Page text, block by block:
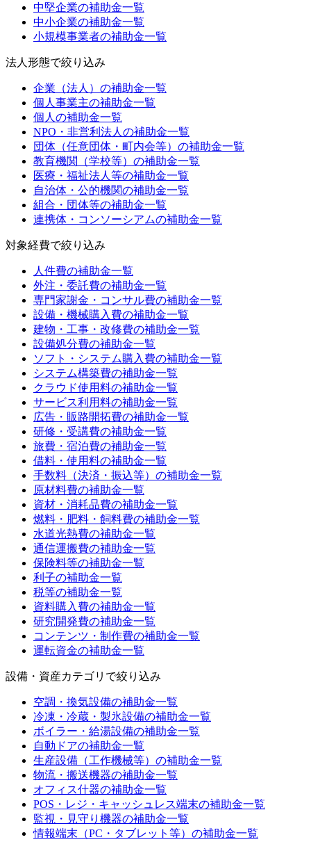
中堅企業の補助金一覧
中小企業の補助金一覧
小規模事業者の補助金一覧
法人形態で絞り込み
企業（法人） の補助金一覧
個人事業主の補助金一覧
個人 の補助金一覧
NPO・非営利法人 の補助金一覧
団体（任意団体・町内会等） の補助金一覧
教育機関（学校等） の補助金一覧
医療・福祉法人等の補助金一覧
自治体・公的機関の補助金一覧
組合・団体等の補助金一覧
連携体・コンソーシアムの補助金一覧
対象経費で絞り込み
人件費の補助金一覧
外注・委託費の補助金一覧
専門家謝金・コンサル費の補助金一覧
設備・機械購入費の補助金一覧
建物・工事・改修費の補助金一覧
設備処分費の補助金一覧
ソフト・システム購入費の補助金一覧
システム構築費の補助金一覧
クラウド使用料の補助金一覧
サービス利用料の補助金一覧
広告・販路開拓費の補助金一覧
研修・受講費の補助金一覧
旅費・宿泊費の補助金一覧
借料・使用料の補助金一覧
手数料（決済・振込等） の補助金一覧
原材料費の補助金一覧
資材・消耗品費の補助金一覧
燃料・肥料・飼料費の補助金一覧
水道光熱費の補助金一覧
通信運搬費の補助金一覧
保険料等の補助金一覧
利子の補助金一覧
税等の補助金一覧
資料購入費の補助金一覧
研究開発費の補助金一覧
コンテンツ・制作費の補助金一覧
運転資金の補助金一覧
設備・資産カテゴリ で絞り込み
空調・換気設備の補助金一覧
冷凍・冷蔵・製氷設備の補助金一覧
ボイラー・給湯設備の補助金一覧
自動ドアの補助金一覧
生産設備（工作機械等） の補助金一覧
物流・搬送機器の補助金一覧
オフィス什器の補助金一覧
POS・レジ・キャッシュレス端末の補助金一覧
監視・見守り機器の補助金一覧
情報端末（PC・タブレット等） の補助金一覧